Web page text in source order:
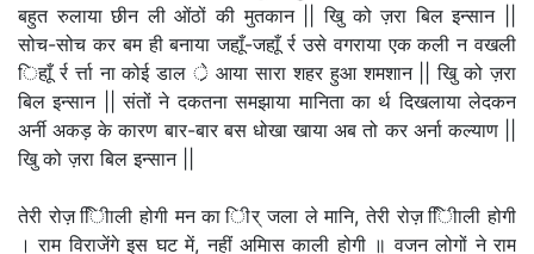
बहुत रुलाया छीन ली ओंठों की मुतकान || खुि को ज़रा बिल इन्सान ||
सोच-सोच कर बम ही बनाया जहाूँ-जहाूँ र्र उसे वगराया एक कली न वखली
िहाूँ र्र र्त्ता ना कोई डाल र्े आया सारा शहर हुआ शमशान || खुि को ज़रा
बिल इन्सान || संतों ने दकतना समझाया मानिता का र्थ दिखलाया लेदकन
अर्नी अकड़ के कारण बार-बार बस धोखा खाया अब तो कर अर्ना कल्याण ||
खुि को ज़रा बिल इन्सान ||
तेरी रोज़ िीिाली होगी मन का िीर् जला ले मानि, तेरी रोज़ िीिाली होगी
। राम विराजेंगे इस घट में, नहीं अमािस काली होगी ॥ वजन लोगों ने राम